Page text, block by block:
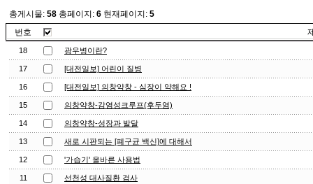
총게시물: 58 총페이지: 6 현재페이지: 5
번호
18 광우병이란?
17 [대전일보] 어린이 질병
16 [대전일보] 의창약창 - 심장이 약해요 !
15 의창약창-감염성크루프(후두염)
14 의창약창-성장과 발달
13 새로 시판되는 [폐구균 백신]에 대해서
12 '가습기' 올바른 사용법
11 선천성 대사질환 검사